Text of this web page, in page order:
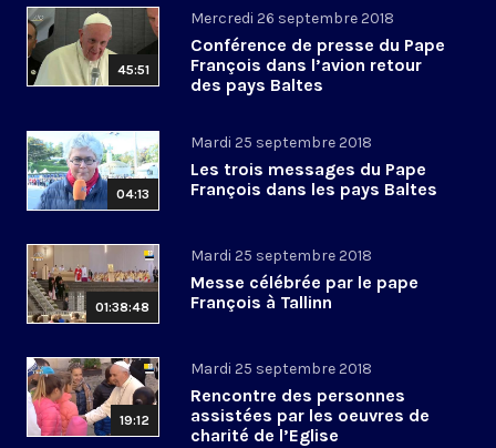
45:51
Mercredi 26 septembre 2018
Conférence de presse du Pape
François dans l’avion retour
des pays Baltes
04:13
Mardi 25 septembre 2018
Les trois messages du Pape
François dans les pays Baltes
01:38:48
Mardi 25 septembre 2018
Messe célébrée par le pape
François à Tallinn
19:12
Mardi 25 septembre 2018
Rencontre des personnes
assistées par les oeuvres de
charité de l’Eglise